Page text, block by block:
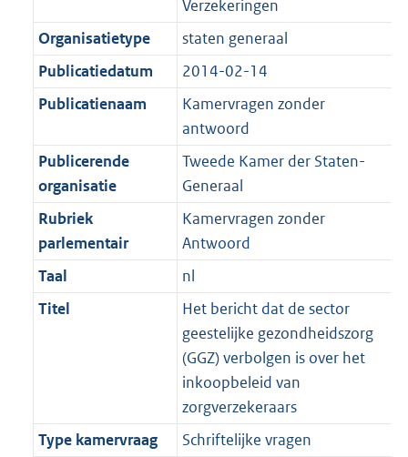
t
a
t
K
b
2
K
b
Verzekeringen
Organisatietype
staten generaal
Publicatiedatum
2014-02-14
Publicatienaam
Kamervragen zonder
antwoord
Publicerende
organisatie
Tweede Kamer der Staten-
Generaal
Rubriek
parlementair
Kamervragen zonder
Antwoord
Taal
nl
Titel
Het bericht dat de sector
geestelijke gezondheidszorg
(GGZ) verbolgen is over het
inkoopbeleid van
zorgverzekeraars
Type kamervraag
Schriftelijke vragen